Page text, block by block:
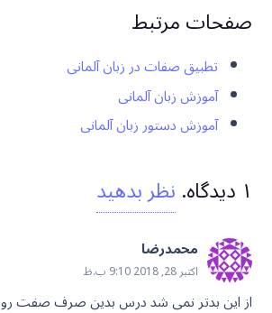
صفحات مرتبط
تطبیق صفات در زبان آلمانی
آموزش زبان آلمانی
آموزش دستور زبان آلمانی
۱ دیدگاه.نظر بدهید
محمدرضا
اکتبر 28, 2018 9:10 ب.ظ
از این بدتر نمی شد درس بدین صرف صفت رو